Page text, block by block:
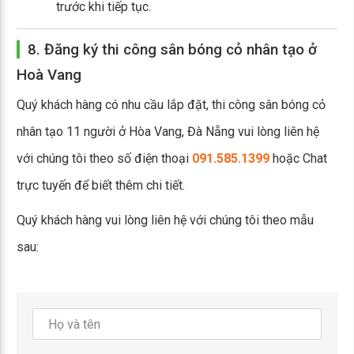
trước khi tiếp tục.
8. Đăng ký thi công sân bóng cỏ nhân tạo ở
Hoà Vang
Quý khách hàng có nhu cầu lắp đặt, thi công sân bóng cỏ
nhân tạo 11 người ở Hòa Vang, Đà Nẵng vui lòng liên hệ
với chúng tôi theo số điện thoại 091.585.1399 hoặc Chat
trực tuyến để biết thêm chi tiết.
Quý khách hàng vui lòng liên hệ với chúng tôi theo mẫu
sau: